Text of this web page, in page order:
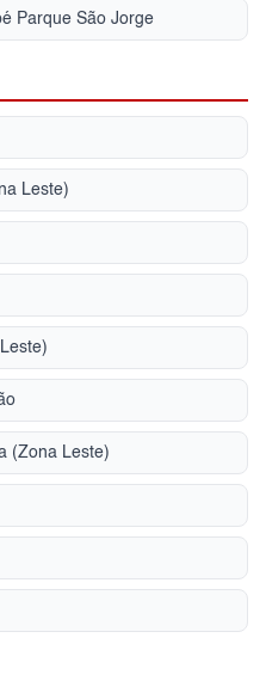
Parque São Jorge
Leste)
(Zona Leste)